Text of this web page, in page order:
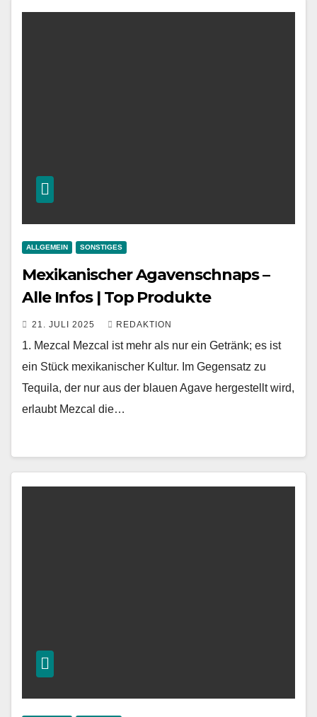
ALLGEMEIN SONSTIGES
Mexikanischer Agavenschnaps –
Alle Infos | Top Produkte
21. JULI 2025 REDAKTION
1. Mezcal Mezcal ist mehr als nur ein Getränk; es ist
ein Stück mexikanischer Kultur. Im Gegensatz zu
Tequila, der nur aus der blauen Agave hergestellt wird,
erlaubt Mezcal die…